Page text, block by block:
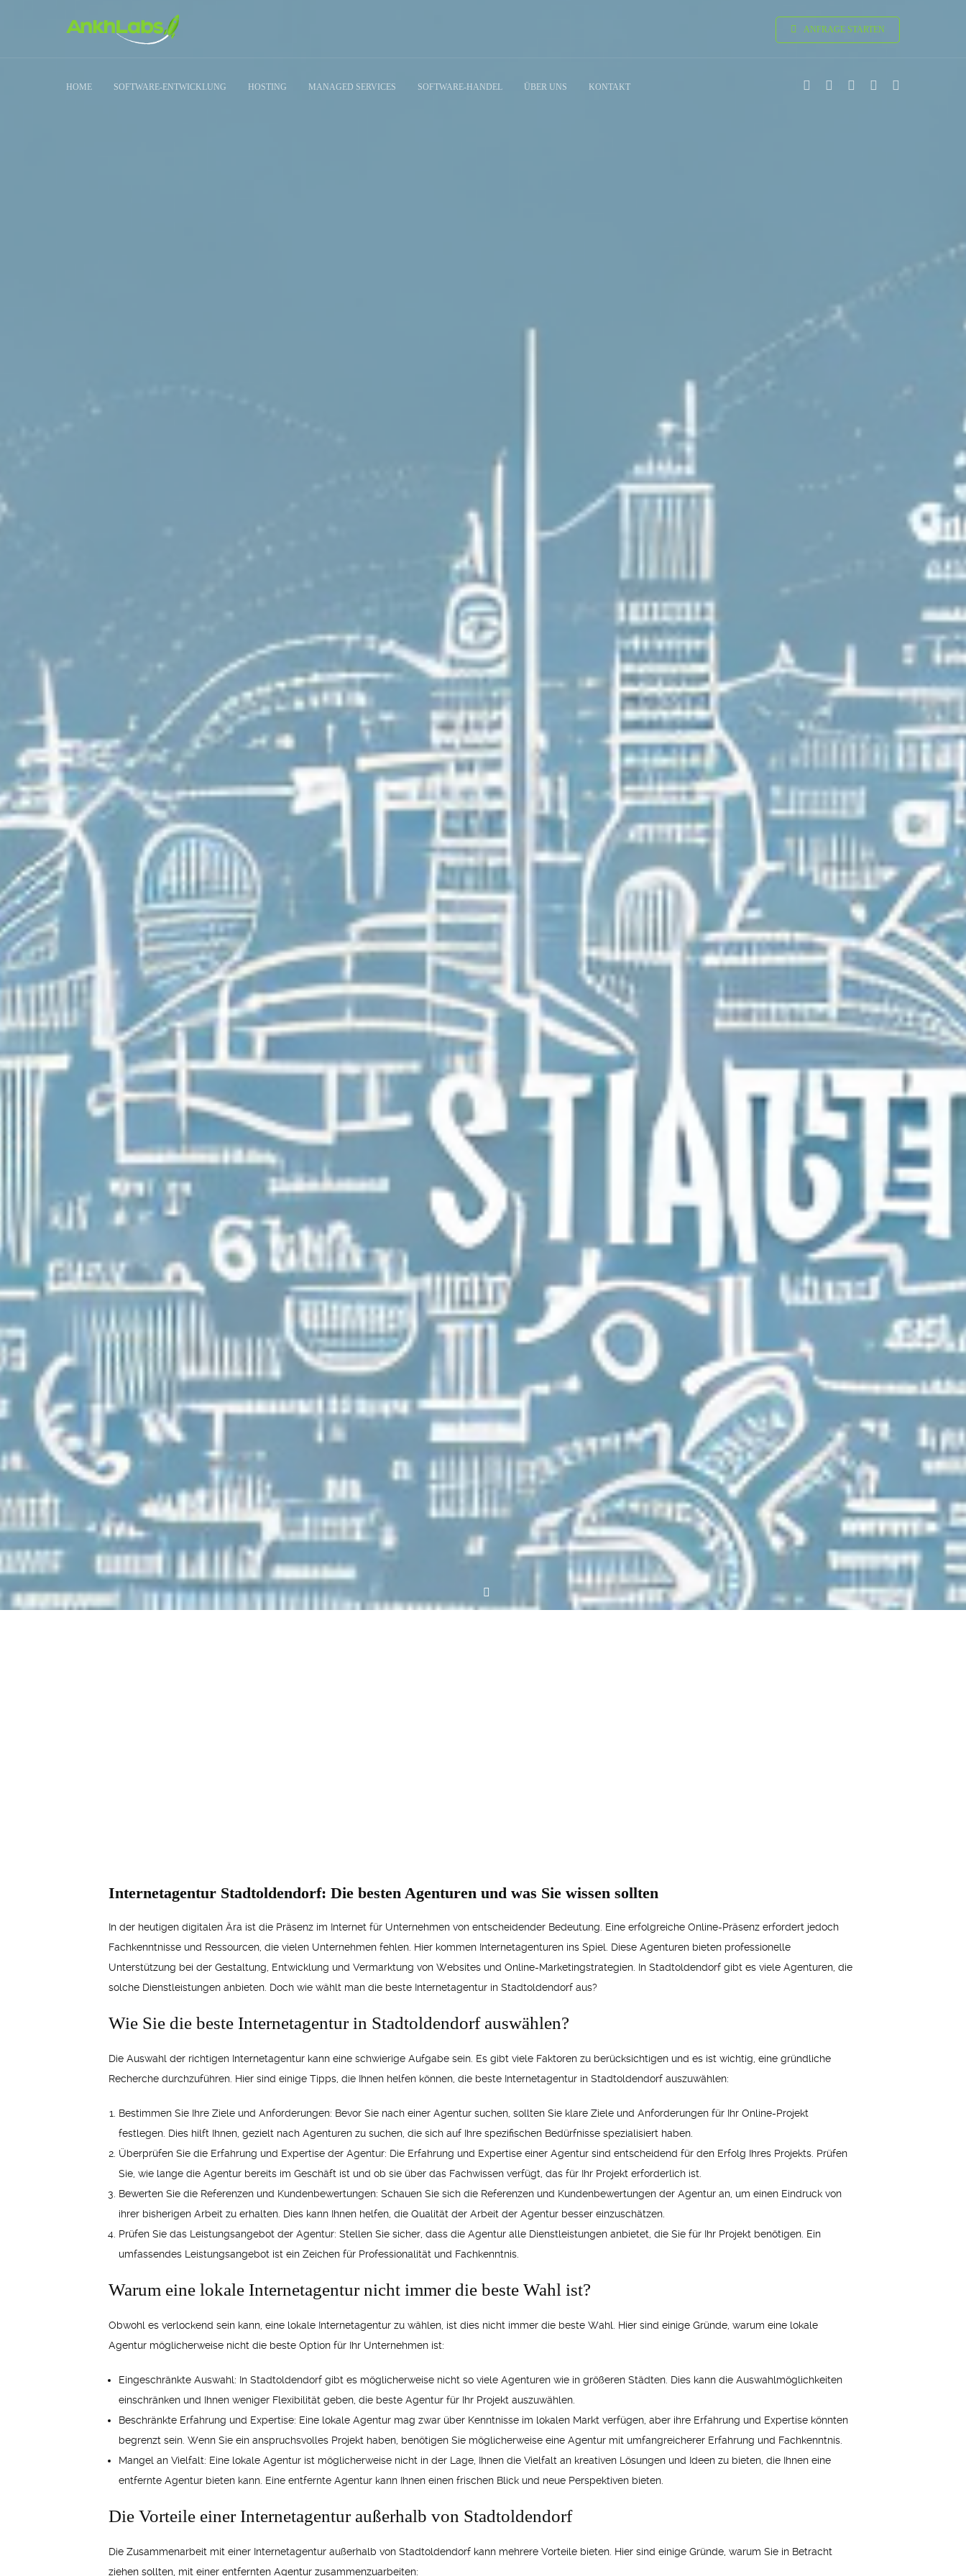
ANFRAGE STARTEN
HOME SOFTWARE-ENTWICKLUNG HOSTING MANAGED SERVICES SOFTWARE-HANDEL ÜBER UNS KONTAKT
Internetagentur Stadtoldendorf: Die besten Agenturen und was Sie wissen sollten
In der heutigen digitalen Ära ist die Präsenz im Internet für Unternehmen von entscheidender Bedeutung. Eine erfolgreiche Online-Präsenz erfordert jedoch
Fachkenntnisse und Ressourcen, die vielen Unternehmen fehlen. Hier kommen Internetagenturen ins Spiel. Diese Agenturen bieten professionelle
Unterstützung bei der Gestaltung, Entwicklung und Vermarktung von Websites und Online-Marketingstrategien. In Stadtoldendorf gibt es viele Agenturen, die
solche Dienstleistungen anbieten. Doch wie wählt man die beste Internetagentur in Stadtoldendorf aus?
Wie Sie die beste Internetagentur in Stadtoldendorf auswählen?
Die Auswahl der richtigen Internetagentur kann eine schwierige Aufgabe sein. Es gibt viele Faktoren zu berücksichtigen und es ist wichtig, eine gründliche
Recherche durchzuführen. Hier sind einige Tipps, die Ihnen helfen können, die beste Internetagentur in Stadtoldendorf auszuwählen:
Bestimmen Sie Ihre Ziele und Anforderungen: Bevor Sie nach einer Agentur suchen, sollten Sie klare Ziele und Anforderungen für Ihr Online-Projekt
festlegen. Dies hilft Ihnen, gezielt nach Agenturen zu suchen, die sich auf Ihre spezifischen Bedürfnisse spezialisiert haben.
Überprüfen Sie die Erfahrung und Expertise der Agentur: Die Erfahrung und Expertise einer Agentur sind entscheidend für den Erfolg Ihres Projekts. Prüfen
Sie, wie lange die Agentur bereits im Geschäft ist und ob sie über das Fachwissen verfügt, das für Ihr Projekt erforderlich ist.
Bewerten Sie die Referenzen und Kundenbewertungen: Schauen Sie sich die Referenzen und Kundenbewertungen der Agentur an, um einen Eindruck von
ihrer bisherigen Arbeit zu erhalten. Dies kann Ihnen helfen, die Qualität der Arbeit der Agentur besser einzuschätzen.
Prüfen Sie das Leistungsangebot der Agentur: Stellen Sie sicher, dass die Agentur alle Dienstleistungen anbietet, die Sie für Ihr Projekt benötigen. Ein
umfassendes Leistungsangebot ist ein Zeichen für Professionalität und Fachkenntnis.
Warum eine lokale Internetagentur nicht immer die beste Wahl ist?
Obwohl es verlockend sein kann, eine lokale Internetagentur zu wählen, ist dies nicht immer die beste Wahl. Hier sind einige Gründe, warum eine lokale
Agentur möglicherweise nicht die beste Option für Ihr Unternehmen ist:
Eingeschränkte Auswahl: In Stadtoldendorf gibt es möglicherweise nicht so viele Agenturen wie in größeren Städten. Dies kann die Auswahlmöglichkeiten
einschränken und Ihnen weniger Flexibilität geben, die beste Agentur für Ihr Projekt auszuwählen.
Beschränkte Erfahrung und Expertise: Eine lokale Agentur mag zwar über Kenntnisse im lokalen Markt verfügen, aber ihre Erfahrung und Expertise könnten
begrenzt sein. Wenn Sie ein anspruchsvolles Projekt haben, benötigen Sie möglicherweise eine Agentur mit umfangreicherer Erfahrung und Fachkenntnis.
Mangel an Vielfalt: Eine lokale Agentur ist möglicherweise nicht in der Lage, Ihnen die Vielfalt an kreativen Lösungen und Ideen zu bieten, die Ihnen eine
entfernte Agentur bieten kann. Eine entfernte Agentur kann Ihnen einen frischen Blick und neue Perspektiven bieten.
Die Vorteile einer Internetagentur außerhalb von Stadtoldendorf
Die Zusammenarbeit mit einer Internetagentur außerhalb von Stadtoldendorf kann mehrere Vorteile bieten. Hier sind einige Gründe, warum Sie in Betracht
ziehen sollten, mit einer entfernten Agentur zusammenzuarbeiten: